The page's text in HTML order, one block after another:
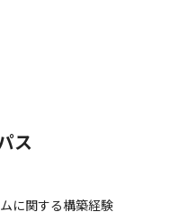
ス
に関する構築経験